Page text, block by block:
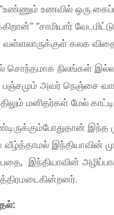
”சாமியார்
கலக
பஞ்சமும் அவர் நெஞ்சை
மனிதர்கள் மேல்
இந்தியாவின்
இந்தியாவின்